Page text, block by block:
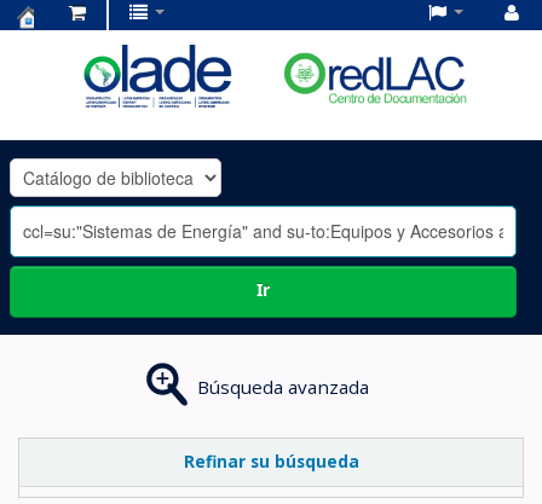
OLADE
-
Ir
Búsqueda avanzada
Refinar su búsqueda